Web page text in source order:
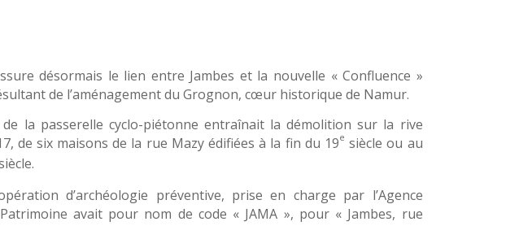
désormais le lien entre Jambes et la nouvelle « Confluence »
de l’aménagement du Grognon, cœur historique de Namur.
la passerelle cyclo-piétonne entraînait la démolition sur la rive
de six maisons de la rue Mazy édifiées à la fin du 19e siècle ou au
d’archéologie préventive, prise en charge par l’Agence
avait pour nom de code « JAMA », pour « Jambes, rue